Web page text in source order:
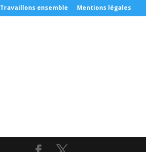
Travaillons ensemble Mentions légales